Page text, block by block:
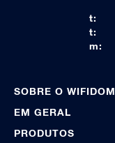
t:
t:
m:
SOBRE O WIFIDOM
EM GERAL
PRODUTOS